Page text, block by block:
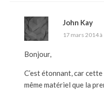
John Kay
17 mars 2014
Bonjour,
C’est étonnant, car
même matériel que la